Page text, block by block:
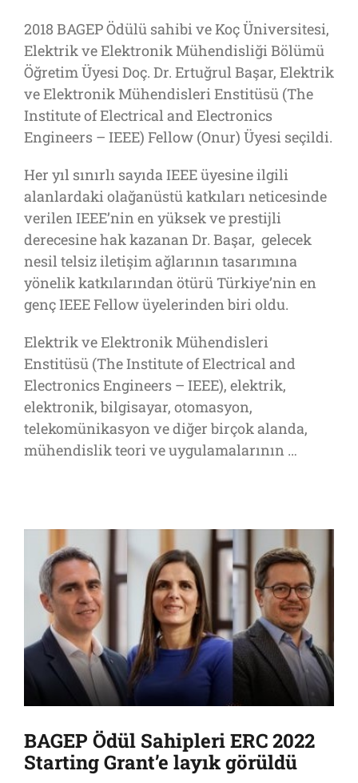
2018 BAGEP Ödülü sahibi ve Koç Üniversitesi,
Elektrik ve Elektronik Mühendisliği Bölümü
Öğretim Üyesi Doç. Dr. Ertuğrul Başar, Elektrik
ve Elektronik Mühendisleri Enstitüsü (The
Institute of Electrical and Electronics
Engineers – IEEE) Fellow (Onur) Üyesi seçildi.
Her yıl sınırlı sayıda IEEE üyesine ilgili
alanlardaki olağanüstü katkıları neticesinde
verilen IEEE’nin en yüksek ve prestijli
derecesine hak kazanan Dr. Başar, gelecek
nesil telsiz iletişim ağlarının tasarımına
yönelik katkılarından ötürü Türkiye’nin en
genç IEEE Fellow üyelerinden biri oldu.
Elektrik ve Elektronik Mühendisleri
Enstitüsü (The Institute of Electrical and
Electronics Engineers – IEEE), elektrik,
elektronik, bilgisayar, otomasyon,
telekomünikasyon ve diğer birçok alanda,
mühendislik teori ve uygulamalarının …
BAGEP Ödül Sahipleri ERC 2022
Starting Grant’e layık görüldü